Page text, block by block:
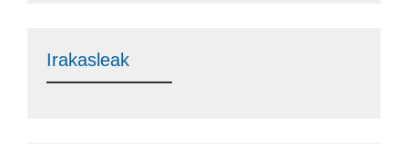
Irakasleak